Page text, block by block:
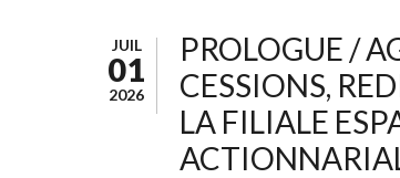
JUIL
01
2026
PROLOGUE /
CESSIONS,
LA FILIALE